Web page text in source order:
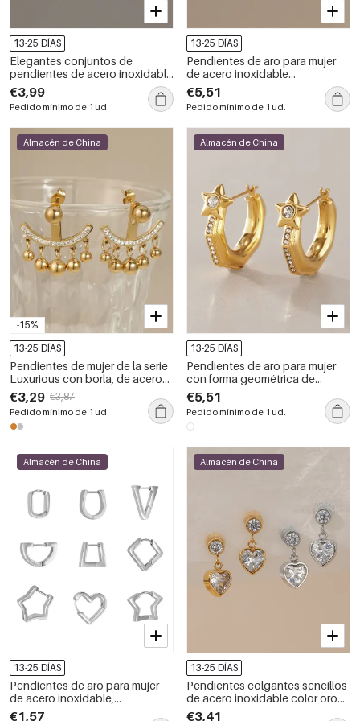
13-25 DÍAS
Elegantes conjuntos de
pendientes de acero inoxidable
color oro con circonitas de la
marca Clover para mujer.
€3,99
Pedido mínimo de 1 ud.
13-25 DÍAS
Pendientes de aro para mujer
de acero inoxidable
impermeables con diseño de
patchwork circular, de la serie
Simple y elegantes.
€5,51
Pedido mínimo de 1 ud.
-15%
Almacén de China
13-25 DÍAS
Pendientes de mujer de la serie
Luxurious con borla, de acero
inoxidable, impermeables y de
color dorado con diamantes de
imitación.
€3,29 €3,87
Pedido mínimo de 1 ud.
Almacén de China
13-25 DÍAS
Pendientes de aro para mujer
con forma geométrica de
estrella simple, de acero
inoxidable, impermeables y de
color dorado con diamantes de
imitación.
€5,51
Pedido mínimo de 1 ud.
Almacén de China
13-25 DÍAS
Pendientes de aro para mujer
de acero inoxidable,
impermeables, con forma
€1,57
Almacén de China
13-25 DÍAS
Pendientes colgantes sencillos
de acero inoxidable color oro
con circonitas y forma de
€3,41